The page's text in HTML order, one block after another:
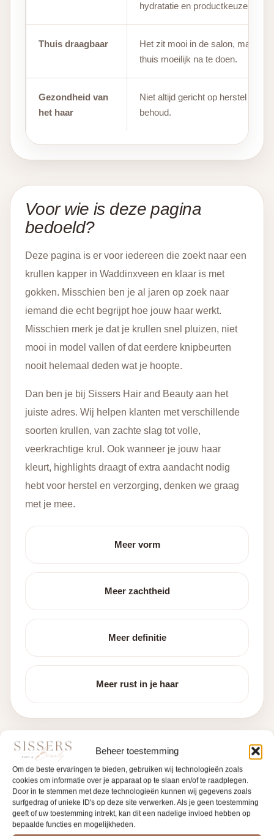
Beheer toestemming
Om de beste ervaringen te bieden, gebruiken wij technologieën zoals
cookies om informatie over je apparaat op te slaan en/of te raadplegen.
Door in te stemmen met deze technologieën kunnen wij gegevens zoals
surfgedrag of unieke ID's op deze site verwerken. Als je geen toestemming
geeft of uw toestemming intrekt, kan dit een nadelige invloed hebben op
bepaalde functies en mogelijkheden.
hydratatie en productkeuze.
Thuis draagbaar
Het zit mooi in de salon, maar
thuis moeilijk na te doen.
Gezondheid van
het haar
Niet altijd gericht op herstel en
behoud.
Voor wie is deze pagina
bedoeld?
Deze pagina is er voor iedereen die zoekt naar een
krullen kapper in Waddinxveen en klaar is met
gokken. Misschien ben je al jaren op zoek naar
iemand die echt begrijpt hoe jouw haar werkt.
Misschien merk je dat je krullen snel pluizen, niet
mooi in model vallen of dat eerdere knipbeurten
nooit helemaal deden wat je hoopte.
Dan ben je bij Sissers Hair and Beauty aan het
juiste adres. Wij helpen klanten met verschillende
soorten krullen, van zachte slag tot volle,
veerkrachtige krul. Ook wanneer je jouw haar
kleurt, highlights draagt of extra aandacht nodig
hebt voor herstel en verzorging, denken we graag
met je mee.
Meer vorm
Meer zachtheid
Meer definitie
Meer rust in je haar
Onze aanpak voor
verschillende soorten krullen
Niet iedere krul is hetzelfde. Sommige klanten
hebben lichte slag die snel inzakt. Anderen hebben